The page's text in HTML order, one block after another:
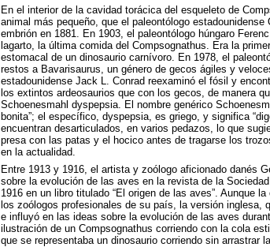
En el interior de la cavidad torácica del esqueleto de
animal más pequeño, que el paleontólogo
embrión en 1881. En 1903, el paleontólogo húngaro
lagarto, la última comida del Compsognathus. Era la
estomacal de un dinosaurio carnívoro. En 1978, el
restos a Bavarisaurus, un género de gecos ágiles y
estadounidense Jack L. Conrad reexaminó el fósil y
los extintos ardeosaurios que con los gecos, de manera
Schoenesmahl dyspepsia. El nombre genérico
bonita”; el específico, dyspepsia, es griego, y significa
encuentran desarticulados, en varios pedazos, lo que
presa con las patas y el hocico antes de tragarse los
en la actualidad.
Entre 1913 y 1916, el artista y zoólogo aficionado danés
sobre la evolución de las aves en la revista de la
1916 en un libro titulado “El origen de las aves”. Aunque
los zoólogos profesionales de su país, la versión inglesa,
e influyó en las ideas sobre la evolución de las aves
ilustración de un Compsognathus corriendo con la cola
que se representaba un dinosaurio corriendo sin arrastrar